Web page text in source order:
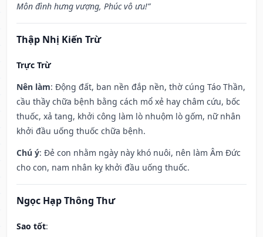
Môn đình hưng vượng, Phúc vô ưu!”
Thập Nhị Kiến Trừ
Trực Trừ
Nên làm: Động đất, ban nền đắp nền, thờ cúng Táo Thần,
cầu thầy chữa bệnh bằng cách mổ xẻ hay châm cứu, bốc
thuốc, xả tang, khởi công làm lò nhuộm lò gốm, nữ nhân
khởi đầu uống thuốc chữa bệnh.
Chú ý: Đẻ con nhằm ngày này khó nuôi, nên làm Âm Đức
cho con, nam nhân kỵ khởi đầu uống thuốc.
Ngọc Hạp Thông Thư
Sao tốt: